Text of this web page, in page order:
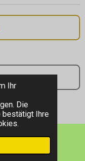
Ihr
Die
Ihre